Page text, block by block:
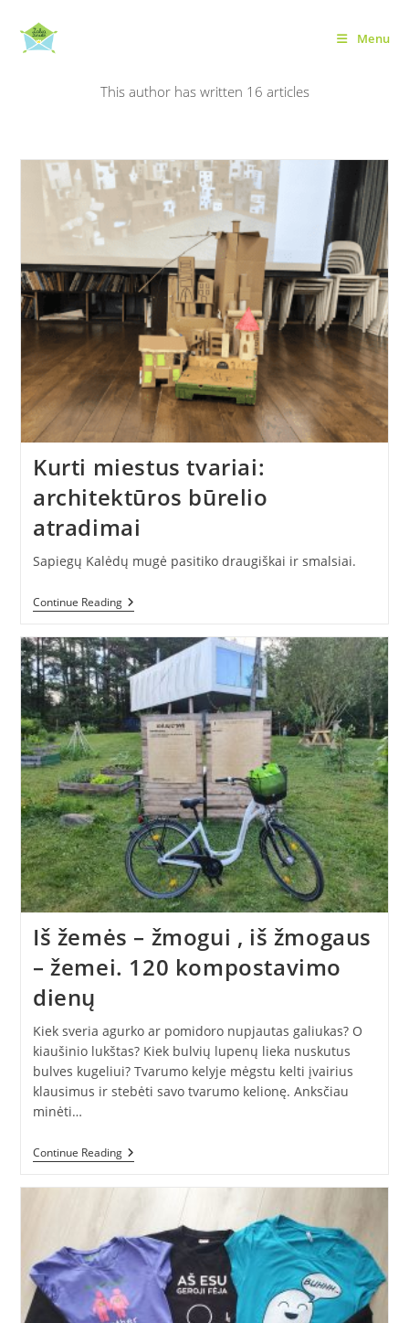
content
Menu
This author has written 16 articles
Kurti miestus tvariai:
architektūros būrelio
atradimai
Sapiegų Kalėdų mugė pasitiko draugiškai ir smalsiai.
Continue ReadingKurti
Miestus
Architektūros
Būrelio
Atradimai
Iš žemės – žmogui , iš žmogaus
– žemei. 120 kompostavimo
dienų
Kiek sveria agurko ar pomidoro nupjautas galiukas? O
kiaušinio lukštas? Kiek bulvių lupenų lieka nuskutus
bulves kugeliui? Tvarumo kelyje mėgstu kelti įvairius
klausimus ir stebėti savo tvarumo kelionę. Anksčiau
minėti…
Continue ReadingIš
Žemės
Žmogaus
–
Žemei.
120
Kompostavimo
Dienų